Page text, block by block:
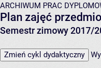
ARCHIWUM PRAC
Plan zajęć
Semestr zimowy 2017/
Zmień cykl dydaktyczny